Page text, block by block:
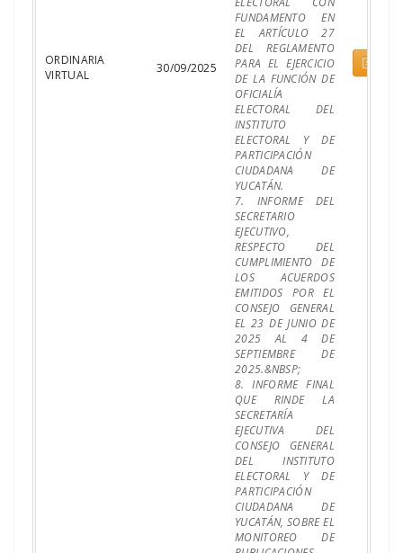
ORDINARIA
VIRTUAL
30/09/2025
FUNDAMENTO EN
EL ARTÍCULO 27
DEL REGLAMENTO
PARA EL EJERCICIO
DE LA FUNCIÓN DE
OFICIALÍA
ELECTORAL DEL
INSTITUTO
ELECTORAL Y DE
PARTICIPACIÓN
CIUDADANA DE
YUCATÁN.
7. INFORME DEL
SECRETARIO
EJECUTIVO,
RESPECTO DEL
CUMPLIMIENTO DE
LOS ACUERDOS
EMITIDOS POR EL
CONSEJO GENERAL
EL 23 DE JUNIO DE
2025 AL 4 DE
SEPTIEMBRE DE
2025.&NBSP;
8. INFORME FINAL
QUE RINDE LA
SECRETARÍA
EJECUTIVA DEL
CONSEJO GENERAL
DEL INSTITUTO
ELECTORAL Y DE
PARTICIPACIÓN
CIUDADANA DE
YUCATÁN, SOBRE EL
MONITOREO DE